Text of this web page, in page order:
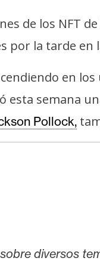
de los NFT de
por la tarde
en
esta semana
Pollock,
diversos